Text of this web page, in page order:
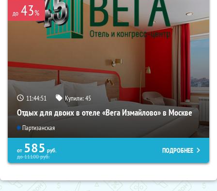
до 43%
11:44:50 Купили:45
Отдых для двоих в отеле «Вега Измайлово» в Москве
Партизанская
от 585 руб.
до11100руб.
ПОДРОБНЕЕ